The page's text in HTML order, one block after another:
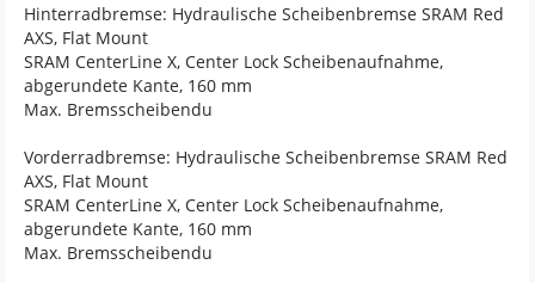
Hinterradbremse: Hydraulische Scheibenbremse SRAM Red
AXS, Flat Mount
SRAM CenterLine X, Center Lock Scheibenaufnahme,
abgerundete Kante, 160 mm
Max. Bremsscheibendu
Vorderradbremse: Hydraulische Scheibenbremse SRAM Red
AXS, Flat Mount
SRAM CenterLine X, Center Lock Scheibenaufnahme,
abgerundete Kante, 160 mm
Max. Bremsscheibendu